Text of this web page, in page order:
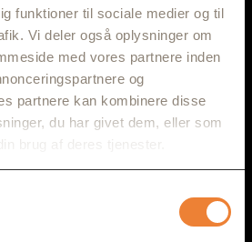
funktioner til sociale medier og til
Vi deler også oplysninger om
med vores partnere inden
og
partnere kan kombinere disse
du har givet dem, eller som
brug af deres tjenester.